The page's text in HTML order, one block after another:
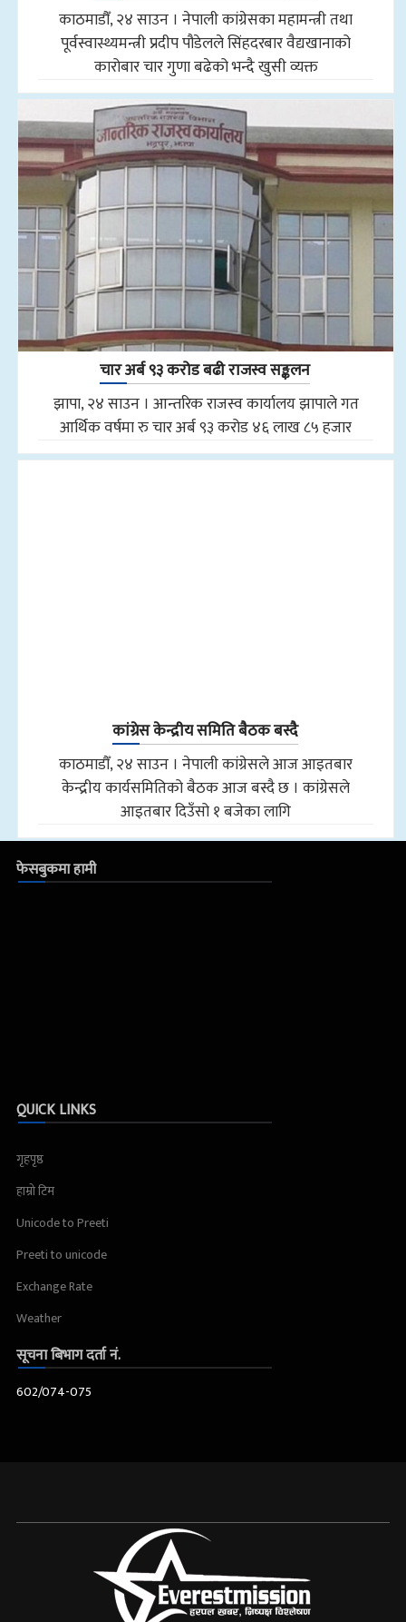
काठमाडौँ, २४ साउन । नेपाली कांग्रेसका महामन्त्री तथा
पूर्वस्वास्थ्यमन्त्री प्रदीप पौडेलले सिंहदरबार वैद्यखानाको
कारोबार चार गुणा बढेको भन्दै खुसी व्यक्त
चार अर्ब ९३ करोड बढी राजस्व सङ्कलन
झापा, २४ साउन । आन्तरिक राजस्व कार्यालय झापाले गत
आर्थिक वर्षमा रु चार अर्ब ९३ करोड ४६ लाख ८५ हजार
कांग्रेस केन्द्रीय समिति बैठक बस्दै
काठमाडौँ, २४ साउन । नेपाली कांग्रेसले आज आइतबार
केन्द्रीय कार्यसमितिको बैठक आज बस्दै छ । कांग्रेसले
आइतबार दिउँसो १ बजेका लागि
फेसबुकमा हामी
QUICK LINKS
गृहपृष्ठ
हाम्रो टिम
Unicode to Preeti
Preeti to unicode
Exchange Rate
Weather
सूचना बिभाग दर्ता नं.
602/074-075